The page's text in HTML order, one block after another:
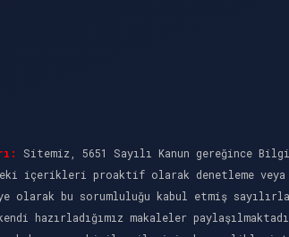
Sitemiz, 5651 Sayılı Kanun gereğince
içerikleri proaktif olarak denetleme veya
olarak bu sorumluluğu kabul etmiş
hazırladığımız makaleler